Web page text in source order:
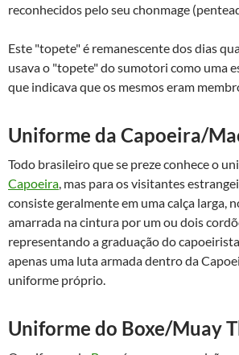
reconhecidos pelo seu chonmage
Este "topete" é remanescente dos dias
usava o "topete" do sumotori como uma
que indicava que os mesmos eram
Uniforme da Capoeira/
Todo brasileiro que se preze conhece o
Capoeira , mas para os visitantes
consiste geralmente em uma calça larga,
amarrada na cintura por um ou dois
representando a graduação do
apenas uma luta armada dentro da
uniforme próprio.
Uniforme do Boxe/Muay